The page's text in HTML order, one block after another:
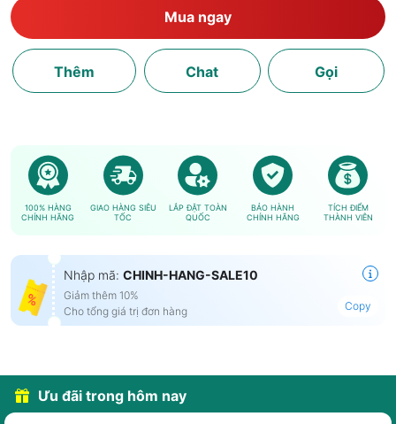
Mua ngay
Thêm Chat Gọi
100% HÀNG
CHÍNH HÃNG
GIAO HÀNG SIÊU
TỐC
LẮP ĐẶT TOÀN
QUỐC
BẢO HÀNH
CHÍNH HÃNG
TÍCH ĐIỂM
THÀNH VIÊN
Nhập mã: CHINH-HANG-SALE10
Giảm thêm 10%
Cho tổng giá trị đơn hàng
Copy
Ưu đãi trong hôm nay